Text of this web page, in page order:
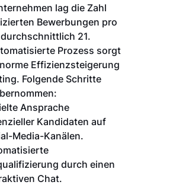
lag die Zahl
Bewerbungen pro
21.
Prozess sorgt
Effizienzsteigerung
Folgende Schritte
Ansprache
Kandidaten auf
Media-Kanälen.
durch einen
Chat.